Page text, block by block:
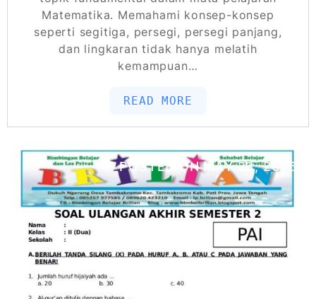
Matematika. Memahami konsep-konsep
seperti segitiga, persegi, persegi panjang,
dan lingkaran tidak hanya melatih
kemampuan…
READ MORE
POSTED ONMAY 23, 2026